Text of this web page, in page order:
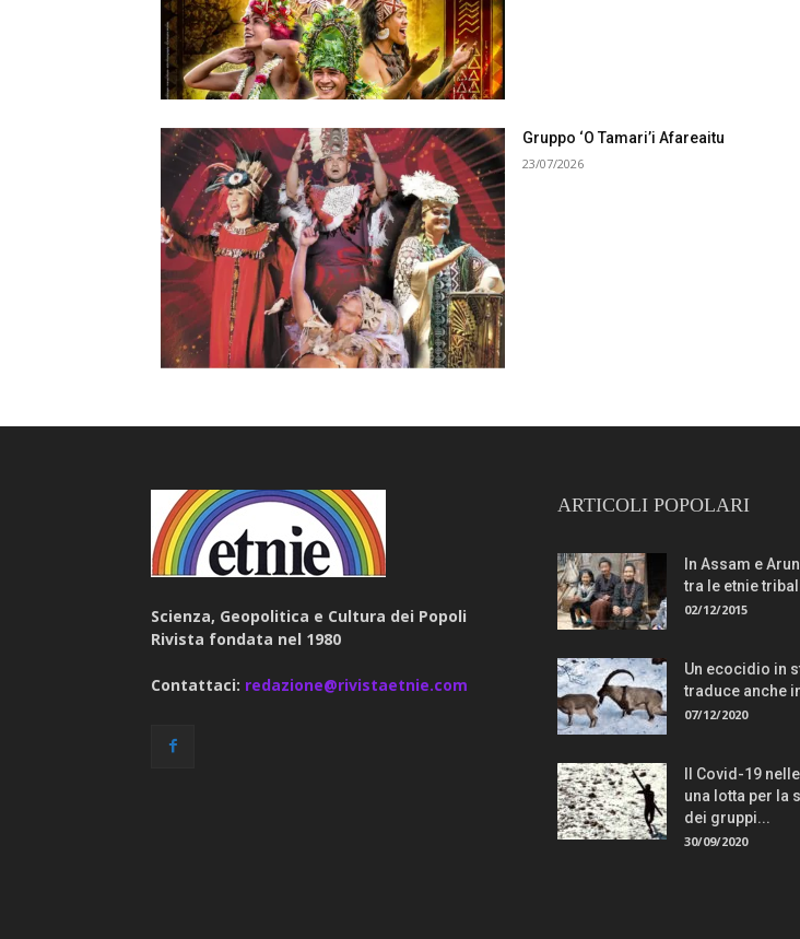
Gruppo ‘O Tamari’i Afareaitu
23/07/2026
Scienza, Geopolitica e Cultura dei Popoli
Rivista fondata nel 1980
Contattaci: redazione@rivistaetnie.com
ARTICOLI POPOLARI
In Assam e
tra le etnie
02/12/2015
Un ecocidio in
traduce anche
07/12/2020
Il Covid-19
una lotta per la
dei gruppi...
30/09/2020